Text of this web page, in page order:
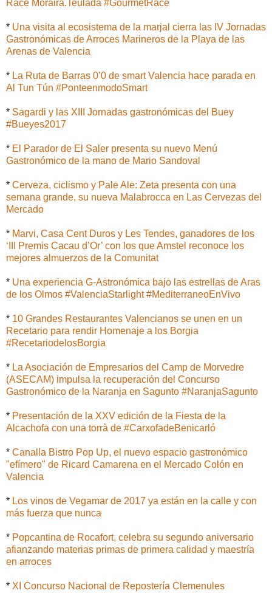
Race Moraira.Teulada #GourmetRace
* Una visita al ecosistema de la marjal cierra las IV Jornadas
Gastronómicas de Arroces Marineros de la Playa de las
Arenas de Valencia
* La Ruta de Barras 0’0 de smart Valencia hace parada en
Al Tun Tún #PonteenmodoSmart
* Sagardi y las XIII Jornadas gastronómicas del Buey
#Bueyes2017
* El Parador de El Saler presenta su nuevo Menú
Gastronómico de la mano de Mario Sandoval
* Cerveza, ciclismo y Pale Ale: Zeta presenta con una
semana grande, su nueva Malabrocca en Las Cervezas del
Mercado
* Marvi, Casa Cent Duros y Les Tendes, ganadores de los
‘III Premis Cacau d’Or’ con los que Amstel reconoce los
mejores almuerzos de la Comunitat
* Una experiencia G-Astronómica bajo las estrellas de Aras
de los Olmos #ValenciaStarlight #MediterraneoEnVivo
* 10 Grandes Restaurantes Valencianos se unen en un
Recetario para rendir Homenaje a los Borgia
#RecetariodelosBorgia
* La Asociación de Empresarios del Camp de Morvedre
(ASECAM) impulsa la recuperación del Concurso
Gastronómico de la Naranja en Sagunto #NaranjaSagunto
* Presentación de la XXV edición de la Fiesta de la
Alcachofa con una torrà de #CarxofadeBenicarló
* Canalla Bistro Pop Up, el nuevo espacio gastronómico
"efímero" de Ricard Camarena en el Mercado Colón en
Valencia
* Los vinos de Vegamar de 2017 ya están en la calle y con
más fuerza que nunca
* Popcantina de Rocafort, celebra su segundo aniversario
afianzando materias primas de primera calidad y maestría
en arroces
* XI Concurso Nacional de Repostería Clemenules